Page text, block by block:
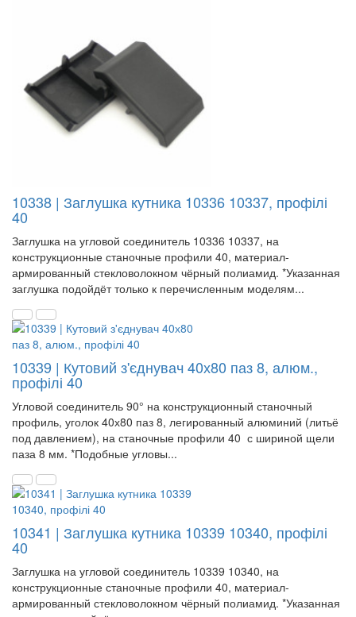
10338 | Заглушка кутника 10336 10337, профілі
40
Заглушка на угловой соединитель 10336 10337, на
конструкционные станочные профили 40, материал-
армированный стекловолокном чёрный полиамид. *Указанная
заглушка подойдёт только к перечисленным моделям...
10339 | Кутовий з'єднувач 40х80 паз 8, алюм.,
профілі 40
Угловой соединитель 90° на конструкционный станочный
профиль, уголок 40х80 паз 8, легированный алюминий (литьё
под давлением), на станочные профили 40 с шириной щели
паза 8 мм. *Подобные угловы...
10341 | Заглушка кутника 10339 10340, профілі
40
Заглушка на угловой соединитель 10339 10340, на
конструкционные станочные профили 40, материал-
армированный стекловолокном чёрный полиамид. *Указанная